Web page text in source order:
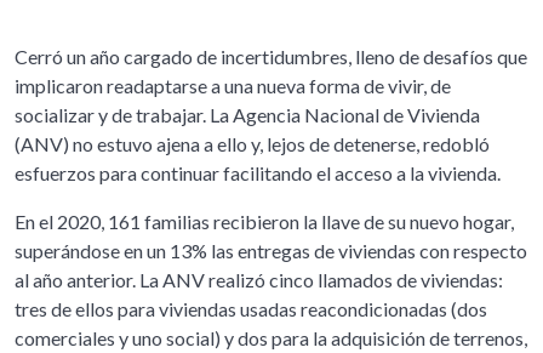
Cerró un año cargado de incertidumbres, lleno de desafíos que
implicaron readaptarse a una nueva forma de vivir, de
socializar y de trabajar. La Agencia Nacional de Vivienda
(ANV) no estuvo ajena a ello y, lejos de detenerse, redobló
esfuerzos para continuar facilitando el acceso a la vivienda.
En el 2020, 161 familias recibieron la llave de su nuevo hogar,
superándose en un 13% las entregas de viviendas con respecto
al año anterior. La ANV realizó cinco llamados de viviendas:
tres de ellos para viviendas usadas reacondicionadas (dos
comerciales y uno social) y dos para la adquisición de terrenos,